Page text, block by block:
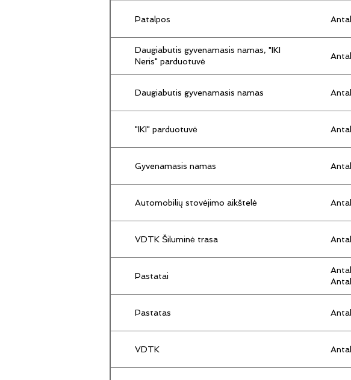
Patalpos
Daugiabutis gyvenamasis namas, "IKI
Neris" parduotuvė
Daugiabutis gyvenamasis namas
"IKI" parduotuvė
Gyvenamasis namas
Automobilių stovėjimo aikštelė
VDTK Šiluminė trasa
Pastatai
Pastatas
VDTK